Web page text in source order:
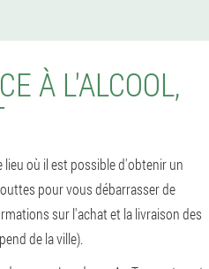
À L'ALCOOL,
où il est possible d'obtenir un
pour vous débarrasser de
sur l'achat et la livraison des
de la ville).